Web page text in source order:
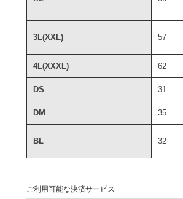
3L(XXL) 57
4L(XXXL) 62
DS 31
DM 35
BL 32
ご利用可能な決済サービス